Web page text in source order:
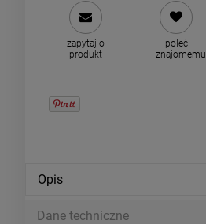
zapytaj o
produkt
poleć
znajomemu
Opis
Dane techniczne